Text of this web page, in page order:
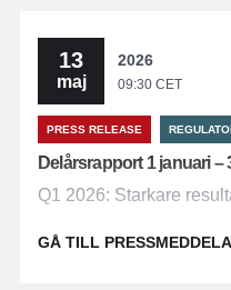
13
maj
2026
09:30 CET
PRESS RELEASE
Delårsrapport 1 januari –
Q1 2026: Starkare
GÅ TILL